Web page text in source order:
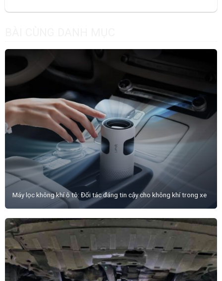
Máy lọc không khí ô tô: Đối tác đáng tin cậy cho không khí trong xe